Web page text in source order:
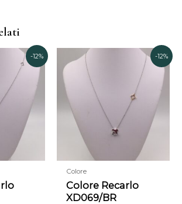
-12%
Il
prezzo
attuale
è:
1.285,00€.
-12%
Colore
Colore Recarlo
XD069/BR
prezzo
originale
1.059,00€.
Il
è: